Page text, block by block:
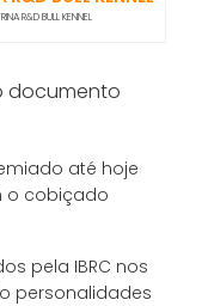
R&D BULL KENNEL
documento
até hoje
o cobiçado
pela IBRC nos
personalidades